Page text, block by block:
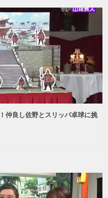
仲良し佐野とスリッパ卓球に挑